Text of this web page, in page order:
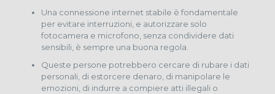
Una connessione internet stabile è fondamentale
per evitare interruzioni, e autorizzare solo
fotocamera e microfono, senza condividere dati
sensibili, è sempre una buona regola.
Queste persone potrebbero cercare di rubare i dati
personali, di estorcere denaro, di manipolare le
emozioni, di indurre a compiere atti illegali o